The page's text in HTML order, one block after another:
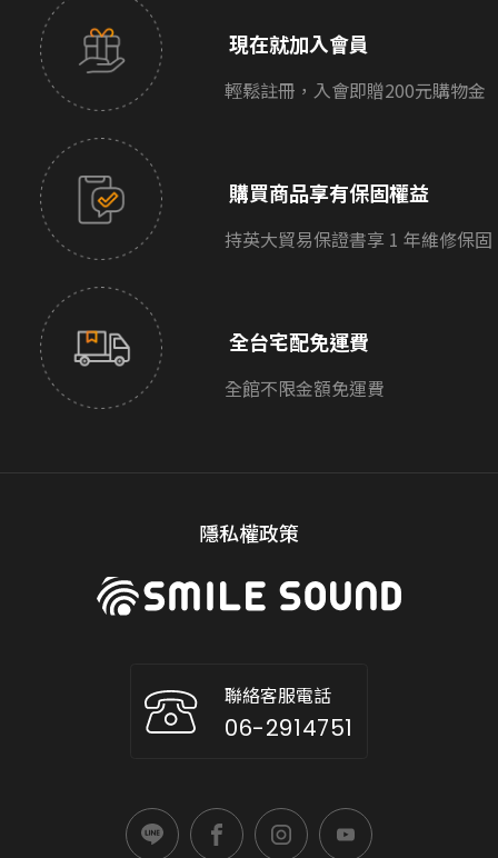
現在就加入會員
輕鬆註冊，入會即贈200元購物金
購買商品享有保固權益
持英大貿易保證書享 1 年維修保固
全台宅配免運費
全館不限金額免運費
隱私權政策
聯絡客服電話
06-2914751